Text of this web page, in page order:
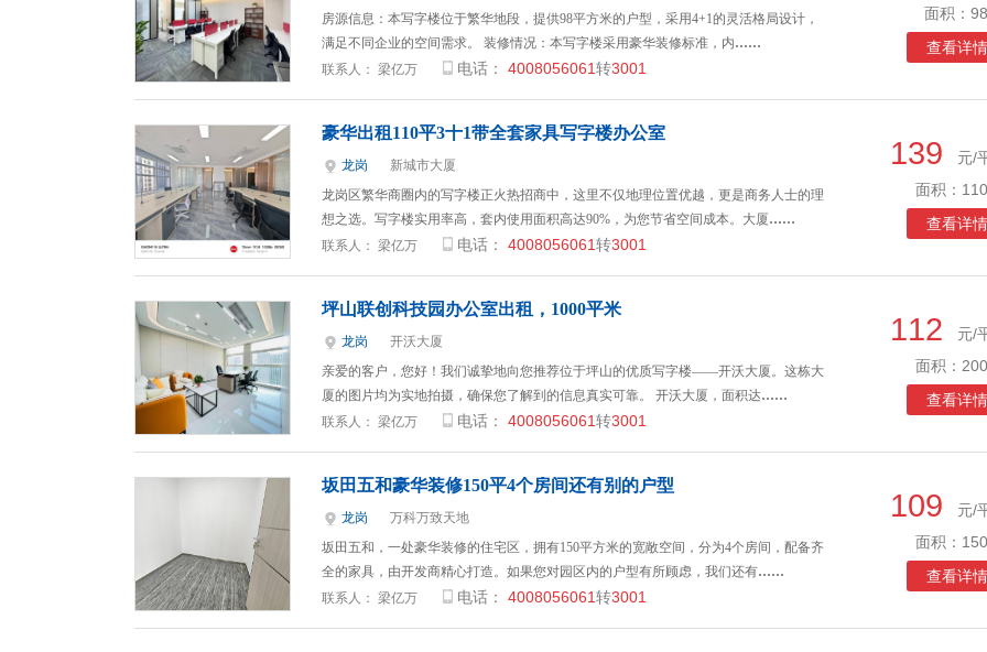
房源信息：本写字楼位于繁华地段，提供98平方米的户型，采用4+1的灵活格局设计，
满足不同企业的空间需求。 装修情况：本写字楼采用豪华装修标准，内……
联系人： 梁亿万 电话： 4008056061转3001
面积：
查看详情
豪华出租110平3十1带全套家具写字楼办公室
龙岗
新城市大厦
龙岗区繁华商圈内的写字楼正火热招商中，这里不仅地理位置优越，更是商务人士的理
想之选。写字楼实用率高，套内使用面积高达90%，为您节省空间成本。大厦……
联系人： 梁亿万 电话： 4008056061转3001
139
元/
面积：
查看详情
坪山联创科技园办公室出租，1000平米
龙岗
开沃大厦
亲爱的客户，您好！我们诚挚地向您推荐位于坪山的优质写字楼——开沃大厦。这栋大
厦的图片均为实地拍摄，确保您了解到的信息真实可靠。 开沃大厦，面积达……
联系人： 梁亿万 电话： 4008056061转3001
112
元/
面积：
查看详情
坂田五和豪华装修150平4个房间还有别的户型
龙岗
万科万致天地
坂田五和，一处豪华装修的住宅区，拥有150平方米的宽敞空间，分为4个房间，配备齐
全的家具，由开发商精心打造。如果您对园区内的户型有所顾虑，我们还有……
联系人： 梁亿万 电话： 4008056061转3001
109
元/
面积：
查看详情